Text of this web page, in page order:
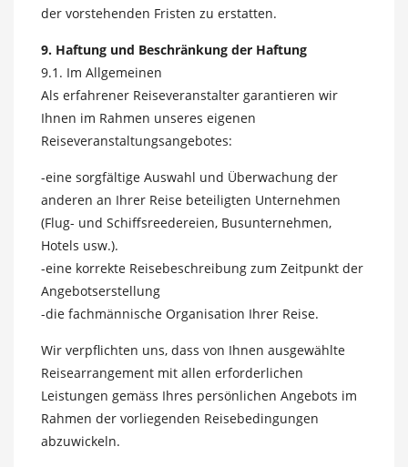
der vorstehenden Fristen zu erstatten.
9. Haftung und Beschränkung der Haftung
9.1. Im Allgemeinen
Als erfahrener Reiseveranstalter garantieren wir
Ihnen im Rahmen unseres eigenen
Reiseveranstaltungsangebotes:
-eine sorgfältige Auswahl und Überwachung der
anderen an Ihrer Reise beteiligten Unternehmen
(Flug- und Schiffsreedereien, Busunternehmen,
Hotels usw.).
-eine korrekte Reisebeschreibung zum Zeitpunkt der
Angebotserstellung
-die fachmännische Organisation Ihrer Reise.
Wir verpflichten uns, dass von Ihnen ausgewählte
Reisearrangement mit allen erforderlichen
Leistungen gemäss Ihres persönlichen Angebots im
Rahmen der vorliegenden Reisebedingungen
abzuwickeln.